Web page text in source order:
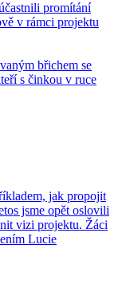
promítání
v rámci projektu
břichem se
s činkou v ruce
jak propojit
jsme opět oslovili
vizi projektu. Žáci
Lucie